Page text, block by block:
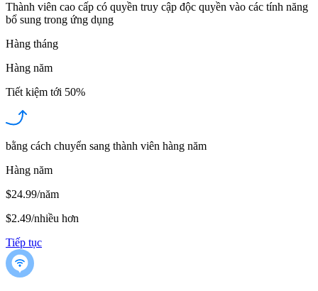
Thành viên cao cấp có quyền truy cập độc quyền vào các tính năng
bổ sung trong ứng dụng
Hàng tháng
Hàng năm
Tiết kiệm tới 50%
bằng cách chuyển sang thành viên hàng năm
Hàng năm
$24.99/năm
$2.49/nhiều hơn
Tiếp tục